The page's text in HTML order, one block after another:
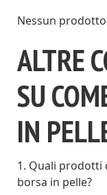
Nessun
ALTRE
SU
IN
1. Quali prodotti
borsa in pelle?